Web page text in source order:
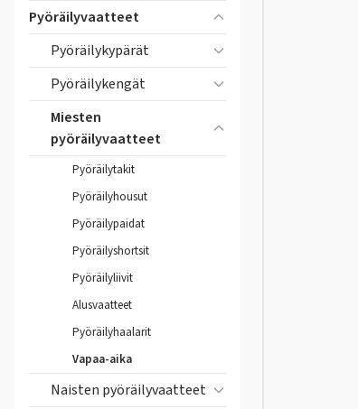
Pyöräilyvaatteet
Pyöräilykypärät
Pyöräilykengät
Miesten
pyöräilyvaatteet
Pyöräilytakit
Pyöräilyhousut
Pyöräilypaidat
Pyöräilyshortsit
Pyöräilyliivit
Alusvaatteet
Pyöräilyhaalarit
Vapaa-aika
Naisten pyöräilyvaatteet